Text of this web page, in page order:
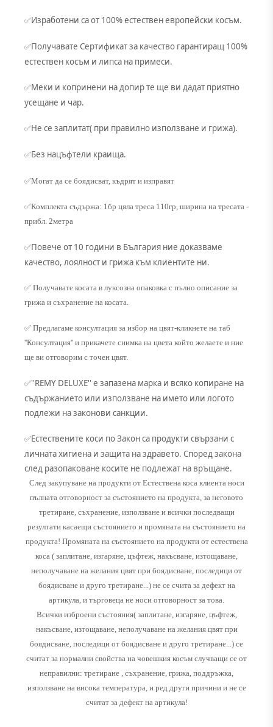
✅Изработени са от 100% естествен европейски косъм.
✅Получавате Сертификат за качество гарантиращ 100%
естествен косъм и липса на примеси.
✅Меки и копринени на допир те ще ви дадат приятно
усещане и чар.
✅Не се заплитат( при правилно използване и грижа).
✅Без нацъфтели краища.
✅Могат да се боядисват, къдрят и изправят
✅Комплекта съдържа: 1бр цяла треса 110гр, ширина на тресата -
прибл. 2метра
✅Повече от 10 години в България ние доказваме
качество, лоялност и грижа към клиентите ни.
✅ Получавате косата в луксозна опаковка с пълно описание за
грижа и съхранение на косата.
✅ Предлагаме консултация за избор на цвят-кликнете на таб
''Консултация'' и прикачете снимка на цвета който желаете и ние
ще ви отговорим с точен цвят.
✅''REMY DELUXE'' е запазена марка и всяко копиране на
съдържанието или използване на името или логото
подлежи на законови санкции.
✅Естествените коси по Закон са продукти свързани с
личната хигиена и защита на здравето. Според закона
след разопаковане косите не подлежат на връщане.
След закупуване на продукти от Естествена коса клиента носи
пълната отговорност за състоянието на продукта, за неговото
третиране, съхранение, използване и всички последващи
резултати касаещи състоянието и промяната на състоянието на
продукта! Промяната на състоянието на продукти от естествена
коса ( заплитане, изгаряне, цъфтеж, накъсване, изтощаване,
неполучаване на желания цвят при боядисване, последици от
боядисване и друго третиране...) не се счита за дефект на
артикула, и търговеца не носи отговорност за това.
Всички изброени състояния( заплитане, изгаряне, цъфтеж,
накъсване, изтощаване, неполучаване на желания цвят при
боядисване, последици от боядисване и друго третиране...) се
считат за нормални свойства на човешкия косъм случващи се от
неправилни: третиране , съхранение, грижа, поддръжка,
използване на висока температура, и ред други причини и не се
считат за дефект на артикула!